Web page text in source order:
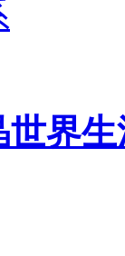
界